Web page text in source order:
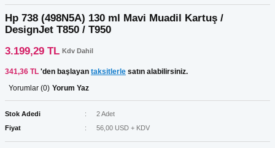
Hp 738 (498N5A) 130 ml Mavi Muadil Kartuş /
DesignJet T850 / T950
3.199,29 TL Kdv Dahil
341,36 TL 'den başlayan taksitlerle satın alabilirsiniz.
Yorumlar (0) Yorum Yaz
Stok Adedi
2 Adet
Fiyat
56,00 USD + KDV